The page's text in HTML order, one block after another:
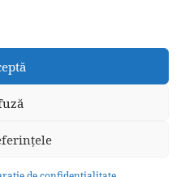
- Jurnal digital– Toate
rezervate.